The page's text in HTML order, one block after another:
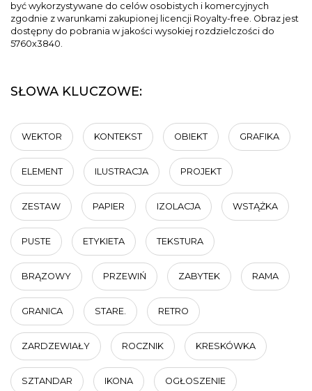
być wykorzystywane do celów osobistych i komercyjnych
zgodnie z warunkami zakupionej licencji Royalty-free. Obraz jest
dostępny do pobrania w jakości wysokiej rozdzielczości do
5760x3840.
SŁOWA KLUCZOWE:
WEKTOR KONTEKST OBIEKT GRAFIKA
ELEMENT ILUSTRACJA PROJEKT
ZESTAW PAPIER IZOLACJA WSTĄŻKA
PUSTE ETYKIETA TEKSTURA
BRĄZOWY PRZEWIŃ ZABYTEK RAMA
GRANICA STARE. RETRO
ZARDZEWIAŁY ROCZNIK KRESKÓWKA
SZTANDAR IKONA OGŁOSZENIE